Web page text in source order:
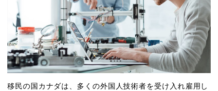
移民の国カナダは、多くの外国人技術者を受け入れ雇用し